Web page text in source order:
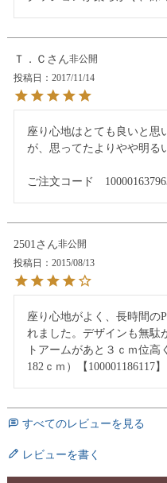
Ｔ．Ｃ
非公開
投稿日
2017/11/14
座り心地はとても良いと思
が、思ってたよりやや明る
ご注文コード　
2501
非公開
投稿日
2015/08/13
座り心地がよく、長時間の
れました。デザインも無駄
トアームがあと３ｃｍ位
182ｃｍ）【100001186117】
すべてのレビューを見る
レビューを書く